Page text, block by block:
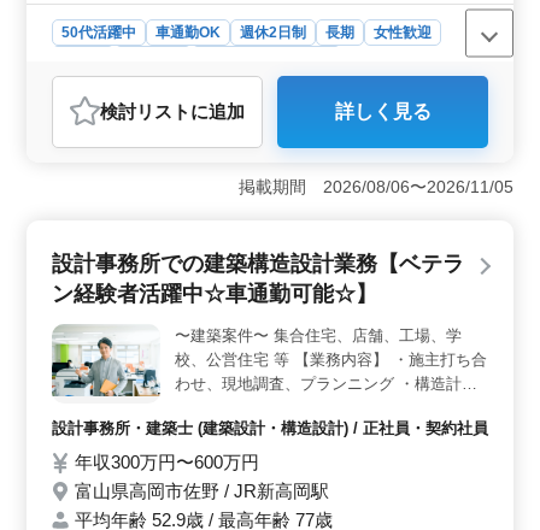
50代活躍中 車通勤OK 週休2日制 長期
女性歓迎
おすすめポイント
＜ベテラン経験者が活躍する設計事務所での建築意匠設
計業務＞ 富山県富山市布瀬本町に位置する設計事務所
では、建築意匠設計業務の経験豊富な方々が活躍してい
ます。富山市内軌道線の西中野駅からもアクセスが便利
す。 ＜やりがいのある業務内容＞ 基本設計や設計
監理、CAD操作など、建築意匠設計業務全般に携わりま
す。週休2日制で働きやすく、作業着の支給や交通費の支
給、資格手当の支給など、待遇も充実しています。
＜ベテラン経験者を歓迎＞ 1級建築士の方は条件面で優
遇されます。女性の方も歓迎されており、経験を重視し
た採用が行われています。富山市で建築設計のプロとし
て新たなステージを築きませんか？気軽にお問い合わせ
ください。
検討リスト に追加 詳しく見る
掲載期間 2026/08/06〜2026/11/05
設計事務所での建築構造設計業務【ベテラ
ン経験者活躍中☆車通勤可能☆】
〜建築案件〜 集合住宅、店舗、工場、学
校、公営住宅 等 【業務内容】 ・施主打ち合
わせ、現地調査、プランニング ・構造計
作成、施工会社選定、設計監理 等 ・CAD操
作あり 【備考】 ・作業着支給 ・交通費支給
・資格手当支給 ・車通勤可能 ・週休2日制
◯女性の方も歓迎 ◯年齢よりも経験のある
設計事務所・建築士 (建築設計・構造設計) / 正社員・契約社員
年収300万円〜600万円
富山県高岡市佐野 / JR新高岡駅
平均年齢 52.9歳 / 最高年齢 77歳